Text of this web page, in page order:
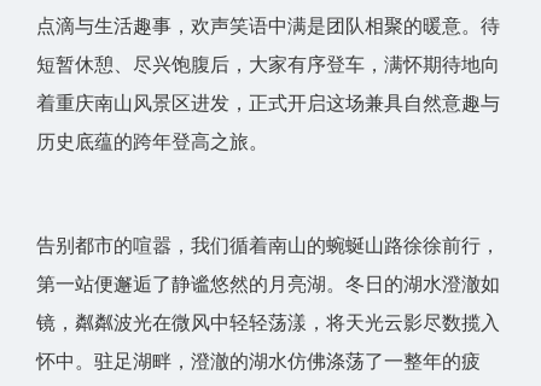
点滴与生活趣事，欢声笑语中满是团队相聚的暖意。待
短暂休憩、尽兴饱腹后，大家有序登车，满怀期待地向
着重庆南山风景区进发，正式开启这场兼具自然意趣与
历史底蕴的跨年登高之旅。
告别都市的喧嚣，我们循着南山的蜿蜒山路徐徐前行，
第一站便邂逅了静谧悠然的月亮湖。冬日的湖水澄澈如
镜，粼粼波光在微风中轻轻荡漾，将天光云影尽数揽入
怀中。驻足湖畔，澄澈的湖水仿佛涤荡了一整年的疲